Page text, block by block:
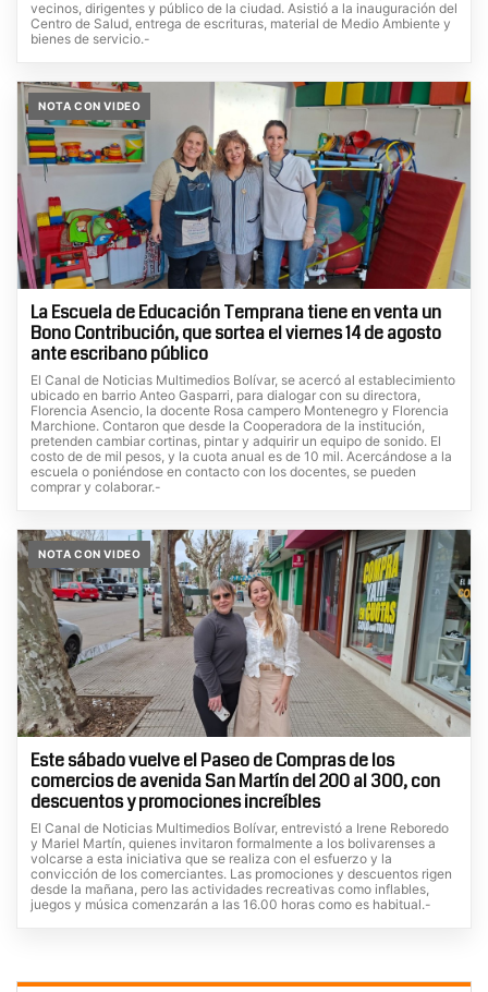
vecinos, dirigentes y público de la ciudad. Asistió a la inauguración del
Centro de Salud, entrega de escrituras, material de Medio Ambiente y
bienes de servicio.-
NOTA CON VIDEO
La Escuela de Educación Temprana tiene en venta un
Bono Contribución, que sortea el viernes 14 de agosto
ante escribano público
El Canal de Noticias Multimedios Bolívar, se acercó al establecimiento
ubicado en barrio Anteo Gasparri, para dialogar con su directora,
Florencia Asencio, la docente Rosa campero Montenegro y Florencia
Marchione. Contaron que desde la Cooperadora de la institución,
pretenden cambiar cortinas, pintar y adquirir un equipo de sonido. El
costo de de mil pesos, y la cuota anual es de 10 mil. Acercándose a la
escuela o poniéndose en contacto con los docentes, se pueden
comprar y colaborar.-
NOTA CON VIDEO
Este sábado vuelve el Paseo de Compras de los
comercios de avenida San Martín del 200 al 300, con
descuentos y promociones increíbles
El Canal de Noticias Multimedios Bolívar, entrevistó a Irene Reboredo
y Mariel Martín, quienes invitaron formalmente a los bolivarenses a
volcarse a esta iniciativa que se realiza con el esfuerzo y la
convicción de los comerciantes. Las promociones y descuentos rigen
desde la mañana, pero las actividades recreativas como inflables,
juegos y música comenzarán a las 16.00 horas como es habitual.-